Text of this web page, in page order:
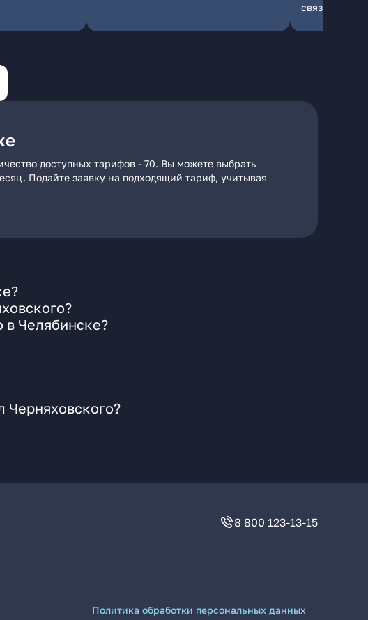
связь
доступных тарифов - 70. Вы можете выбрать
Подайте заявку на подходящий тариф, учитывая
в Челябинске?
Черняховского?
8 800 123-13-15
Политика обработки персональных данных